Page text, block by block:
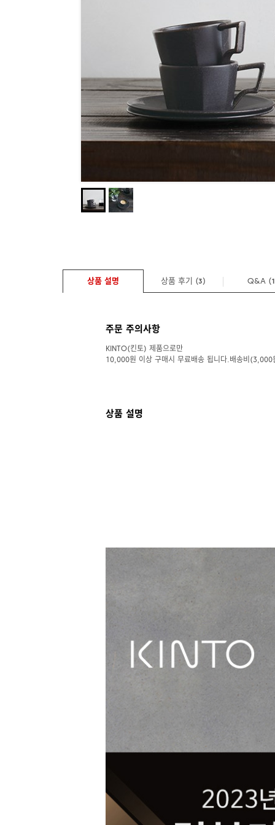
상품 설명 상품 후기 (3) Q&A (1
주문 주의사항
KINTO(킨토) 제품으로만
10,000원 이상 구매시 무료배송 됩니다.배송비(3,000
상품 설명